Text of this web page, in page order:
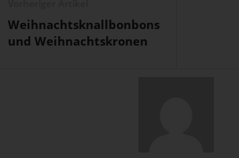
Weihnachtsknallbonbons
und Weihnachtskronen